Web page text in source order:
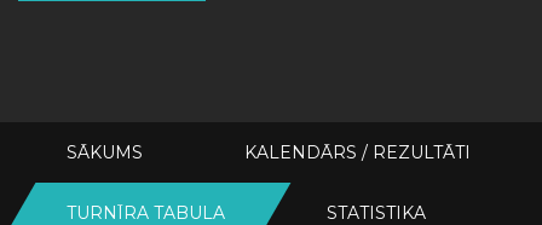
SĀKUMS KALENDĀRS / REZULTĀTI
TURNĪRA TABULA STATISTIKA